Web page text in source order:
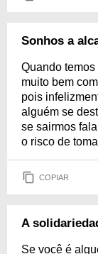
Sonhos a
Quando
muito bem
pois
alguém se
se sairmos
o risco de
COPIAR
A
Se você é